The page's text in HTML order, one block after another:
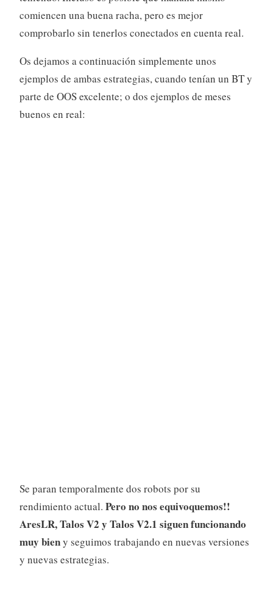
comiencen una buena racha, pero es mejor
comprobarlo sin tenerlos conectados en cuenta real.
Os dejamos a continuación simplemente unos
ejemplos de ambas estrategias, cuando tenían un BT y
parte de OOS excelente; o dos ejemplos de meses
buenos en real:
Se paran temporalmente dos robots por su
rendimiento actual. Pero no nos equivoquemos!!
AresLR, Talos V2 y Talos V2.1 siguen funcionando
muy bieny seguimos trabajando en nuevas versiones
y nuevas estrategias.